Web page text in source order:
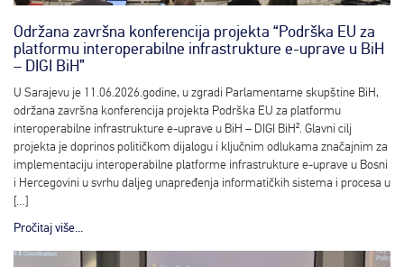
Održana završna konferencija projekta “Podrška EU za
platformu interoperabilne infrastrukture e-uprave u BiH
– DIGI BiH”
U Sarajevu je 11.06.2026.godine, u zgradi Parlamentarne skupštine BiH,
održana završna konferencija projekta Podrška EU za platformu
interoperabilne infrastrukture e-uprave u BiH – DIGI BiH². Glavni cilj
projekta je doprinos političkom dijalogu i ključnim odlukama značajnim za
implementaciju interoperabilne platforme infrastrukture e-uprave u Bosni
i Hercegovini u svrhu daljeg unapređenja informatičkih sistema i procesa u
[…]
Pročitaj više...